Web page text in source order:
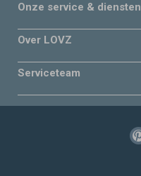
Onze service & diensten
Over LOVZ
Serviceteam